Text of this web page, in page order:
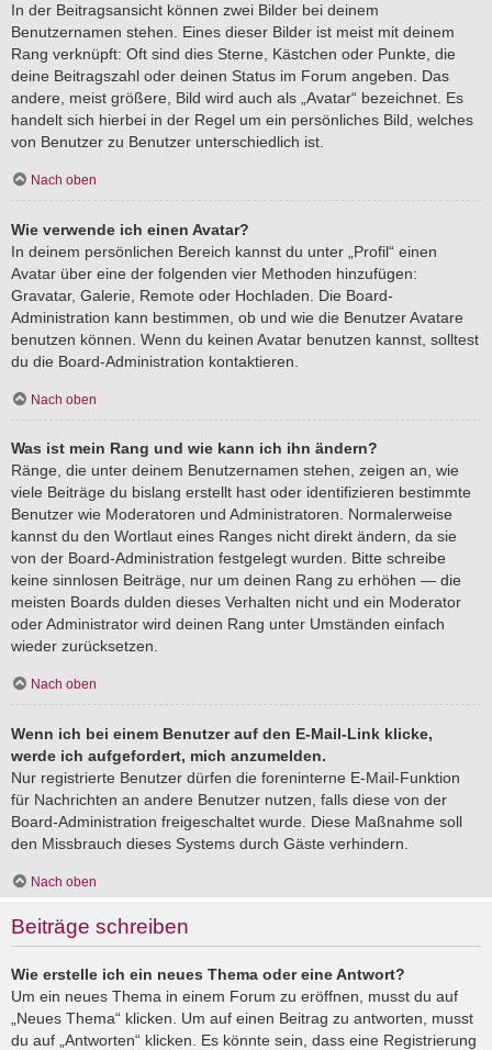
In der Beitragsansicht können zwei Bilder bei deinem
Benutzernamen stehen. Eines dieser Bilder ist meist mit deinem
Rang verknüpft: Oft sind dies Sterne, Kästchen oder Punkte, die
deine Beitragszahl oder deinen Status im Forum angeben. Das
andere, meist größere, Bild wird auch als „Avatar“ bezeichnet. Es
handelt sich hierbei in der Regel um ein persönliches Bild, welches
von Benutzer zu Benutzer unterschiedlich ist.
Nach oben
Wie verwende ich einen Avatar?
In deinem persönlichen Bereich kannst du unter „Profil“ einen
Avatar über eine der folgenden vier Methoden hinzufügen:
Gravatar, Galerie, Remote oder Hochladen. Die Board-
Administration kann bestimmen, ob und wie die Benutzer Avatare
benutzen können. Wenn du keinen Avatar benutzen kannst, solltest
du die Board-Administration kontaktieren.
Nach oben
Was ist mein Rang und wie kann ich ihn ändern?
Ränge, die unter deinem Benutzernamen stehen, zeigen an, wie
viele Beiträge du bislang erstellt hast oder identifizieren bestimmte
Benutzer wie Moderatoren und Administratoren. Normalerweise
kannst du den Wortlaut eines Ranges nicht direkt ändern, da sie
von der Board-Administration festgelegt wurden. Bitte schreibe
keine sinnlosen Beiträge, nur um deinen Rang zu erhöhen — die
meisten Boards dulden dieses Verhalten nicht und ein Moderator
oder Administrator wird deinen Rang unter Umständen einfach
wieder zurücksetzen.
Nach oben
Wenn ich bei einem Benutzer auf den E-Mail-Link klicke,
werde ich aufgefordert, mich anzumelden.
Nur registrierte Benutzer dürfen die foreninterne E-Mail-Funktion
für Nachrichten an andere Benutzer nutzen, falls diese von der
Board-Administration freigeschaltet wurde. Diese Maßnahme soll
den Missbrauch dieses Systems durch Gäste verhindern.
Nach oben
Beiträge schreiben
Wie erstelle ich ein neues Thema oder eine Antwort?
Um ein neues Thema in einem Forum zu eröffnen, musst du auf
„Neues Thema“ klicken. Um auf einen Beitrag zu antworten, musst
du auf „Antworten“ klicken. Es könnte sein, dass eine Registrierung